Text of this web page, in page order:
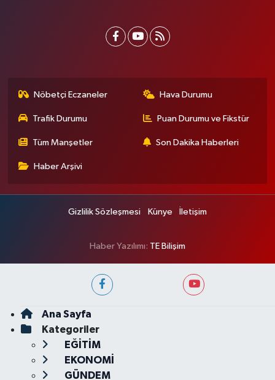
Nöbetçi Eczaneler Hava Durumu
Trafik Durumu Puan Durumu ve Fikstür
Tüm Manşetler Son Dakika Haberleri
Haber Arşivi
Gizlilik Sözleşmesi Künye İletişim
Haber Yazılımı: TE Bilişim
Ana Sayfa
Kategoriler
EĞİTİM
EKONOMİ
GÜNDEM